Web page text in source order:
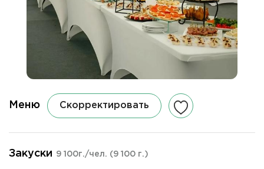
Меню Скорректировать
Закуски 9 100г./чел. (9 100 г.)